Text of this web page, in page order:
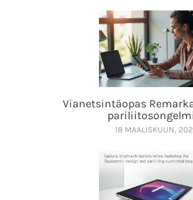
Vianetsintäopas
18 MAALISKUUN,